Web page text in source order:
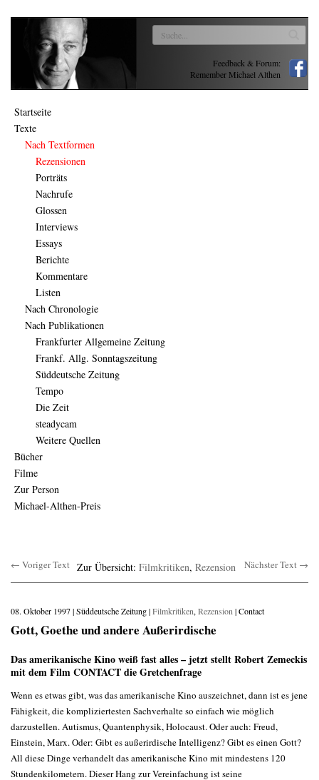
Feedback & Forum:
Remember Michael Althen
Startseite
Texte
Nach Textformen
Rezensionen
Porträts
Nachrufe
Glossen
Interviews
Essays
Berichte
Kommentare
Listen
Nach Chronologie
Nach Publikationen
Frankfurter Allgemeine Zeitung
Frankf. Allg. Sonntagszeitung
Süddeutsche Zeitung
Tempo
Die Zeit
steadycam
Weitere Quellen
Bücher
Filme
Zur Person
Michael-Althen-Preis
← Voriger Text Zur Übersicht: Filmkritiken, Rezension Nächster Text →
08. Oktober 1997 | Süddeutsche Zeitung |Filmkritiken, Rezension | Contact
Gott, Goethe und andere Außerirdische
Das amerikanische Kino weiß fast alles – jetzt stellt Robert Zemeckis
mit dem Film CONTACT die Gretchenfrage
Wenn es etwas gibt, was das amerikanische Kino auszeichnet, dann ist es jene
Fähigkeit, die kompliziertesten Sachverhalte so einfach wie möglich
darzustellen. Autismus, Quantenphysik, Holocaust. Oder auch: Freud,
Einstein, Marx. Oder: Gibt es außerirdische Intelligenz? Gibt es einen Gott?
All diese Dinge verhandelt das amerikanische Kino mit mindestens 120
Stundenkilometern. Dieser Hang zur Vereinfachung ist seine